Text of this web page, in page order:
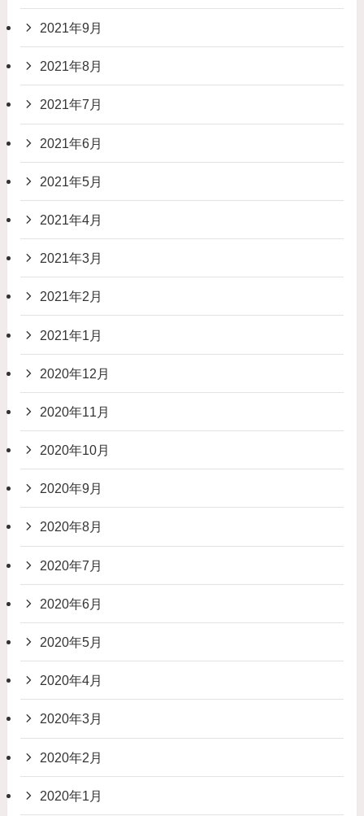
2021年9月
2021年8月
2021年7月
2021年6月
2021年5月
2021年4月
2021年3月
2021年2月
2021年1月
2020年12月
2020年11月
2020年10月
2020年9月
2020年8月
2020年7月
2020年6月
2020年5月
2020年4月
2020年3月
2020年2月
2020年1月